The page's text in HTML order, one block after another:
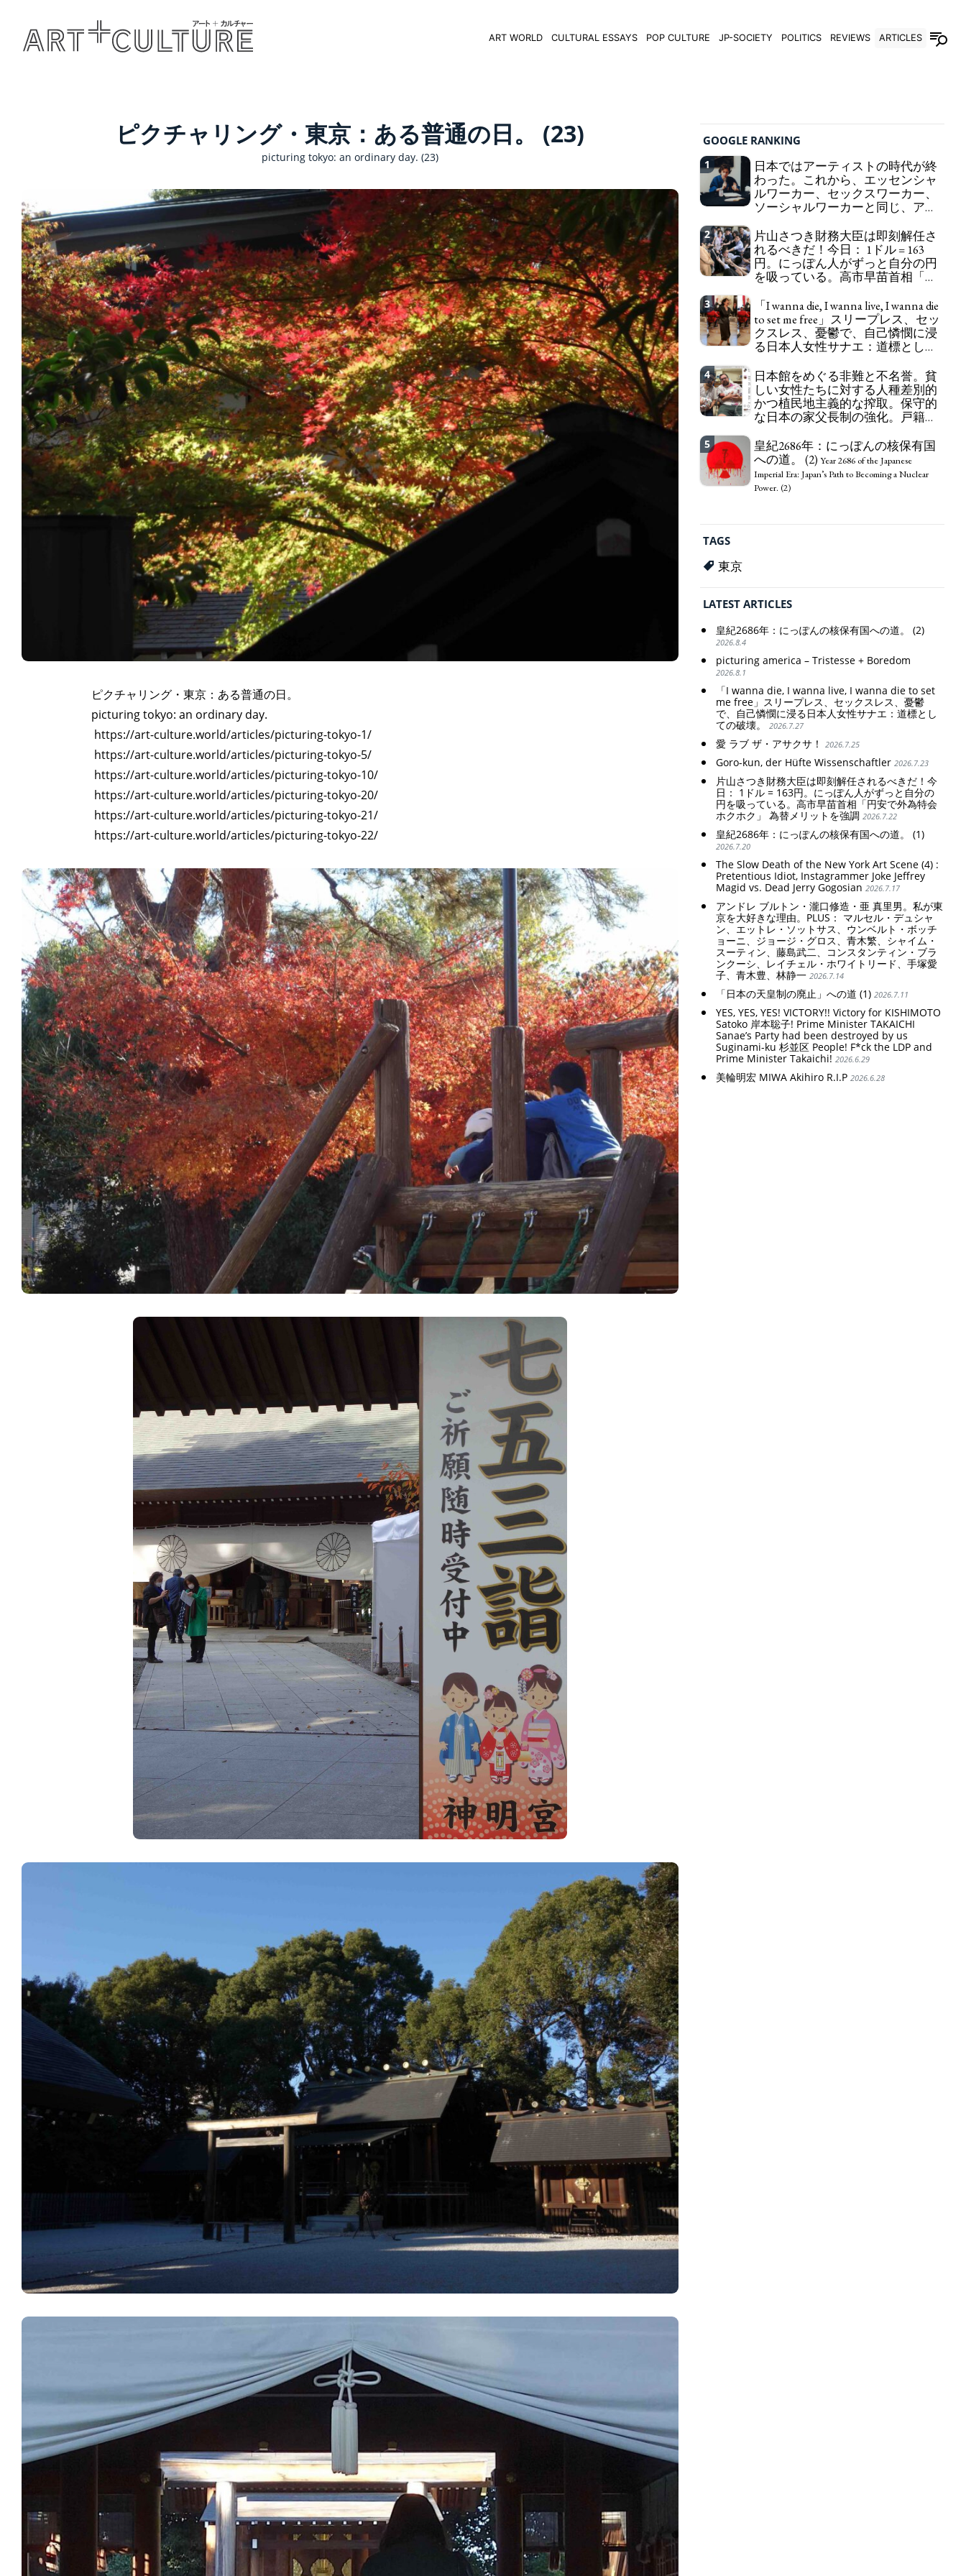
ART WORLD CULTURAL ESSAYS POP CULTURE JP-SOCIETY POLITICS REVIEWS ARTICLES
PEOPLE RANKING
ART WORLD CULTURAL ESSAYS POP CULTURE JP-SOCIETY
ピクチャリング・東京：ある普通の日。 (23)
picturing tokyo: an ordinary day. (23)
ピクチャリング・東京：ある普通の日。
picturing tokyo: an ordinary day.
https://art-culture.world/articles/picturing-tokyo-1/
https://art-culture.world/articles/picturing-tokyo-5/
https://art-culture.world/articles/picturing-tokyo-10/
https://art-culture.world/articles/picturing-tokyo-20/
https://art-culture.world/articles/picturing-tokyo-21/
https://art-culture.world/articles/picturing-tokyo-22/
GOOGLE RANKING
1
日本ではアーティストの時代が終
わった。これから、エッセンシャ
ルワーカー、セックスワーカー、
ソーシャルワーカーと同じ、アー
in Japan the word "artist" into the word "Art
Worker" (similar to "Essential Worker", "Sex Worker"
or "Social Worker")
2
片山さつき財務大臣は即刻解任さ
れるべきだ！今日： 1ドル = 163
円。にっぽん人がずっと自分の円
を吸っている。高市早苗首相「円
ットを強調Finance Minister KATAYAMA
Satsuki should be fired immediately! Today: 1 US$ =
163 Yen. The Japanese Have Long Been Draining
Their Own Yen. Prime Minister TAKAICHI
Fund Special Account happy" - Emphasising the
benefits of the exchange rate
3
「I wanna die, I wanna live, I wanna die
to set me free」スリープレス、セッ
クスレス、憂鬱で、自己憐憫に浸
る日本人女性サナエ：道標として
die to set me free" - Sanae, a Japanese woman who
is sleepless, sexless, depressive and wallowing in
self-pity: destruction as a guidepost.
4
日本館をめぐる非難と不名誉。貧
しい女性たちに対する人種差別的
かつ植民地主義的な搾取。保守的
な日本の家父長制の強化。戸籍制
化。Criticism and disgrace surrounding the
Japan Pavilion. Racist and colonial exploitation of
poor women. Strengthening of conservative
Japanese patriarchy. Strengthening of the family
5
皇紀2686年：にっぽんの核保有国
への道。 (2) Year 2686 of the Japanese
Imperial Era: Japan’s Path to Becoming a Nuclear
Power. (2)
TAGS
東京
LATEST ARTICLES
皇紀2686年：にっぽんの核保有国への道。 (2)
2026.8.4
picturing america – Tristesse + Boredom
2026.8.1
「I wanna die, I wanna live, I wanna die to set
me free」スリープレス、セックスレス、憂鬱
で、自己憐憫に浸る日本人女性サナエ：道標とし
ての破壊。
2026.7.27
愛 ラブ ザ・アサクサ！ 2026.7.25
Goro-kun, der Hüfte Wissenschaftler 2026.7.23
片山さつき財務大臣は即刻解任されるべきだ！今
日： 1ドル = 163円。にっぽん人がずっと自分の
円を吸っている。高市早苗首相「円安で外為特会
ホクホク」 為替メリットを強調 2026.7.22
皇紀2686年：にっぽんの核保有国への道。 (1)
2026.7.20
The Slow Death of the New York Art Scene (4) :
Pretentious Idiot, Instagrammer Joke Jeffrey
Magid vs. Dead Jerry Gogosian 2026.7.17
アンドレ ブルトン・瀧口修造・亜 真里男。私が東
京を大好きな理由。PLUS： マルセル・デュシャ
ン、エットレ・ソットサス、ウンベルト・ボッチ
ョーニ、ジョージ・グロス、青木繁、シャイム・
スーティン、藤島武二、コンスタンティン・ブラ
ンクーシ、レイチェル・ホワイトリード、手塚愛
子、青木豊、林静一 2026.7.14
「日本の天皇制の廃止」への道 (1) 2026.7.11
YES, YES, YES! VICTORY!! Victory for KISHIMOTO
Satoko 岸本聡子! Prime Minister TAKAICHI
Sanae’s Party had been destroyed by us
Suginami-ku 杉並区 People! F*ck the LDP and
Prime Minister Takaichi! 2026.6.29
美輪明宏 MIWA Akihiro R.I.P 2026.6.28